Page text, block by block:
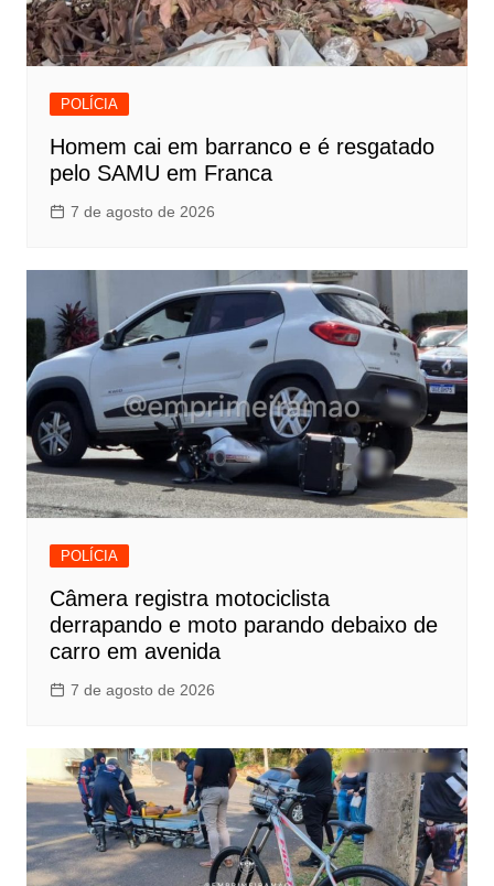
POLÍCIA
Homem cai em barranco e é resgatado
pelo SAMU em Franca
7 de agosto de 2026
POLÍCIA
Câmera registra motociclista
derrapando e moto parando debaixo de
carro em avenida
7 de agosto de 2026